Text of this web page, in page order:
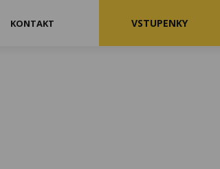
KONTAKT VSTUPENKY